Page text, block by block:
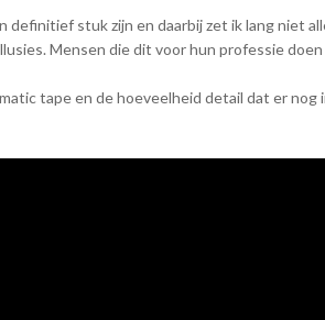
stuk zijn en daarbij zet ik lang niet
Mensen die dit voor hun professie
tape en de hoeveelheid detail dat er